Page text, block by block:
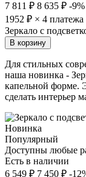
7 811 ₽ 8 635 ₽ -9%
1952 ₽ × 4 платежа
Зеркало с
В корзину
Для стильных
наша новинка -
капельной форме.
сделать интерьер
Новинка
Популярный
Доступны любые
Есть в наличии
6 549 ₽ 7 450 ₽ -